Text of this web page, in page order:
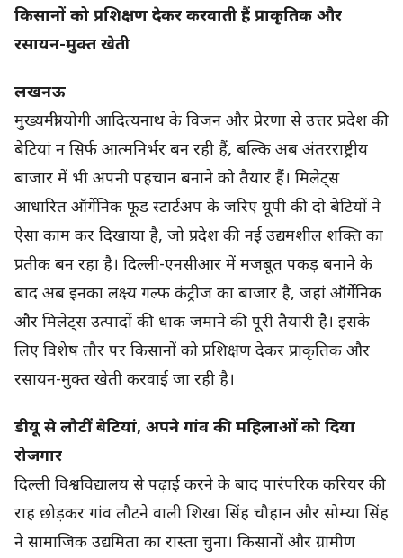
किसानों को प्रशिक्षण देकर करवाती हैं प्राकृतिक और
रसायन-मुक्त खेती
लखनऊ
मुख्यमंत्री योगी आदित्यनाथ के विजन और प्रेरणा से उत्तर प्रदेश की
बेटियां न सिर्फ आत्मनिर्भर बन रही हैं, बल्कि अब अंतरराष्ट्रीय
बाजार में भी अपनी पहचान बनाने को तैयार हैं। मिलेट्स
आधारित ऑर्गेनिक फूड स्टार्टअप के जरिए यूपी की दो बेटियों ने
ऐसा काम कर दिखाया है, जो प्रदेश की नई उद्यमशील शक्ति का
प्रतीक बन रहा है। दिल्ली-एनसीआर में मजबूत पकड़ बनाने के
बाद अब इनका लक्ष्य गल्फ कंट्रीज का बाजार है, जहां ऑर्गेनिक
और मिलेट्स उत्पादों की धाक जमाने की पूरी तैयारी है। इसके
लिए विशेष तौर पर किसानों को प्रशिक्षण देकर प्राकृतिक और
रसायन-मुक्त खेती करवाई जा रही है।
डीयू से लौटीं बेटियां, अपने गांव की महिलाओं को दिया
रोजगार
दिल्ली विश्वविद्यालय से पढ़ाई करने के बाद पारंपरिक करियर की
राह छोड़कर गांव लौटने वाली शिखा सिंह चौहान और सोम्या सिंह
ने सामाजिक उद्यमिता का रास्ता चुना। किसानों और ग्रामीण